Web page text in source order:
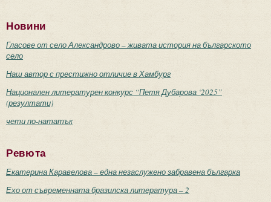
Новини
Гласове от село Александрово – живата история на българското
село
Наш автор с престижно отличие в Хамбург
Национален литературен конкурс “Петя Дубарова ‘2025”
(резултати)
чети по-нататък
Ревюта
Екатерина Каравелова – една незаслужено забравена българка
Ехо от съвременната бразилска литература – 2